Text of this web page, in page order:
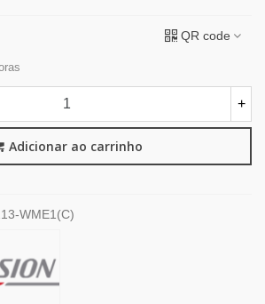
QR code
+
Adicionar ao carrinho
WME1(C)